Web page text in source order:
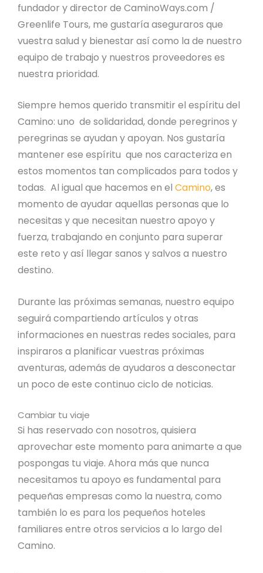
fundador y director de CaminoWays.com /
Greenlife Tours, me gustaría aseguraros que
vuestra salud y bienestar así como la de nuestro
equipo de trabajo y nuestros proveedores es
nuestra prioridad.
Siempre hemos querido transmitir el espíritu del
Camino: uno de solidaridad, donde peregrinos y
peregrinas se ayudan y apoyan. Nos gustaría
mantener ese espíritu que nos caracteriza en
estos momentos tan complicados para todos y
todas. Al igual que hacemos en el Camino, es
momento de ayudar aquellas personas que lo
necesitas y que necesitan nuestro apoyo y
fuerza, trabajando en conjunto para superar
este reto y así llegar sanos y salvos a nuestro
destino.
Durante las próximas semanas, nuestro equipo
seguirá compartiendo artículos y otras
informaciones en nuestras redes sociales, para
inspiraros a planificar vuestras próximas
aventuras, además de ayudaros a desconectar
un poco de este continuo ciclo de noticias.
Cambiar tu viaje
Si has reservado con nosotros, quisiera
aprovechar este momento para animarte a que
pospongas tu viaje. Ahora más que nunca
necesitamos tu apoyo es fundamental para
pequeñas empresas como la nuestra, como
también lo es para los pequeños hoteles
familiares entre otros servicios a lo largo del
Camino.